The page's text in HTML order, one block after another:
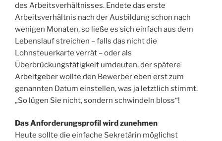
des Arbeitsverhältnisses. Endete das erste
Arbeitsverhältnis nach der Ausbildung schon nach
wenigen Monaten, so ließe es sich einfach aus dem
Lebenslauf streichen – falls das nicht die
Lohnsteuerkarte verrät – oder als
Überbrückungstätigkeit umdeuten, der spätere
Arbeitgeber wollte den Bewerber eben erst zum
genannten Datum einstellen, was ja letztlich stimmt.
„So lügen Sie nicht, sondern schwindeln bloss“!
Das Anforderungsprofil wird zunehmen
Heute sollte die einfache Sekretärin möglichst